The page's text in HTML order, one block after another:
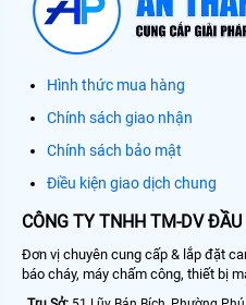
Hình thức mua hàng
Chính sách giao nhận
Chính sách bảo mật
Điều kiện giao dịch chung
CÔNG TY TNHH TM-DV
Đơn vị chuyên cung cấp & lắp đặt
báo cháy, máy chấm công, thiết bị